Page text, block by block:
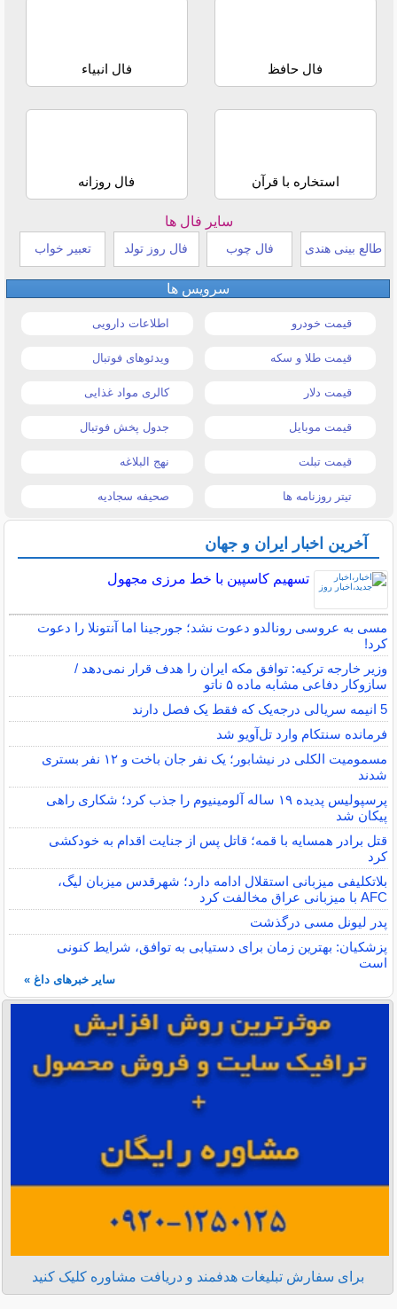
فال حافظ فال انبیاء
استخاره با قرآن فال روزانه
سایر فال ها
طالع بینی هندی فال چوب فال روز تولد تعبیر خواب
سرویس ها
قیمت خودرو اطلاعات دارویی
قیمت طلا و سکه ویدئوهای فوتبال
قیمت دلار کالری مواد غذایی
قیمت موبایل جدول پخش فوتبال
قیمت تبلت نهج البلاغه
تیتر روزنامه ها صحیفه سجادیه
آخرین اخبار ایران و جهان
تسهیم کاسپین با خط مرزی مجهول
مسی به عروسی رونالدو دعوت نشد؛ جورجینا اما آنتونلا را دعوت
کرد!
وزیر خارجه ترکیه: توافق مکه ایران را هدف قرار نمی‌دهد /
سازوکار دفاعی مشابه ماده ۵ ناتو
5 انیمه سریالی درجه‌یک که فقط یک فصل دارند
فرمانده سنتکام وارد تل‌آویو شد
مسمومیت الکلی در نیشابور؛ یک نفر جان باخت و ۱۲ نفر بستری
شدند
پرسپولیس پدیده ۱۹ ساله آلومینیوم را جذب کرد؛ شکاری راهی
پیکان شد
قتل برادر همسایه با قمه؛ قاتل پس از جنایت اقدام به خودکشی
کرد
بلاتکلیفی میزبانی استقلال ادامه دارد؛ شهرقدس میزبان لیگ،
AFC با میزبانی عراق مخالفت کرد
پدر لیونل مسی درگذشت
پزشکیان: بهترین زمان برای دستیابی به توافق، شرایط کنونی
است
سایر خبرهای داغ »
برای سفارش تبلیغات هدفمند و دریافت مشاوره کلیک کنید